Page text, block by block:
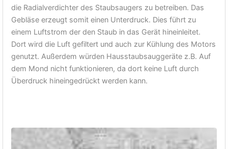
die Radialverdichter des Staubsaugers zu betreiben. Das
Gebläse erzeugt somit einen Unterdruck. Dies führt zu
einem Luftstrom der den Staub in das Gerät hineinleitet.
Dort wird die Luft gefiltert und auch zur Kühlung des Motors
genutzt. Außerdem würden Hausstaubsauggeräte z.B. Auf
dem Mond nicht funktionieren, da dort keine Luft durch
Überdruck hineingedrückt werden kann.